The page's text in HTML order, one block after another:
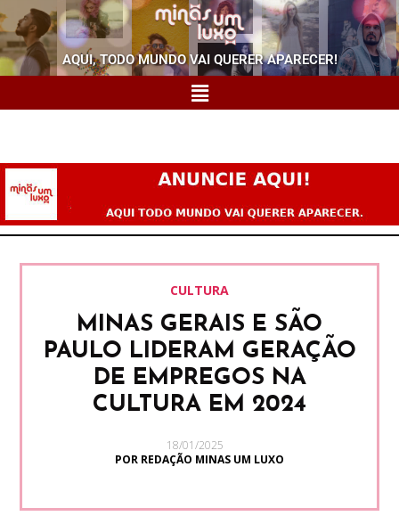
AQUI, TODO MUNDO VAI QUERER APARECER!
CULTURA
MINAS GERAIS E SÃO
PAULO LIDERAM GERAÇÃO
DE EMPREGOS NA
CULTURA EM 2024
18/01/2025
POR REDAÇÃO MINAS UM LUXO